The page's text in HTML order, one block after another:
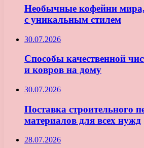
Необычные кофейни
с уникальным стилем
30.07.2026
Способы качественной
и ковров на дому
30.07.2026
Поставка строительного
материалов для всех нужд
28.07.2026